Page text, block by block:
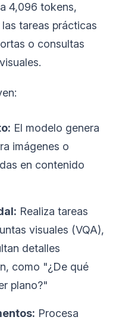
4,096 tokens,
tareas prácticas
o consultas
El modelo genera
imágenes o
en contenido
Realiza tareas
visuales (VQA),
detalles
como "¿De qué
plano?"
Procesa